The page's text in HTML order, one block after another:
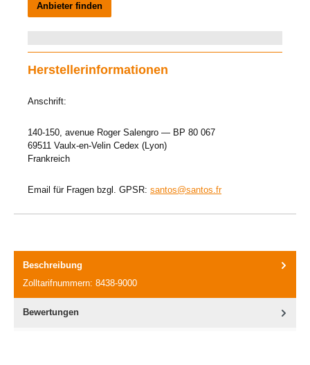
Anbieter finden
Herstellerinformationen
Anschrift:
140-150, avenue Roger Salengro — BP 80 067
69511 Vaulx-en-Velin Cedex (Lyon)
Frankreich
Email für Fragen bzgl. GPSR: santos@santos.fr
Beschreibung
Zolltarifnummern: 8438-9000
Bewertungen